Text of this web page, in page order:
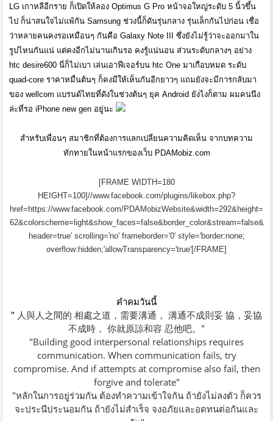
LG เกาหลีอีกราย ก็เปิดให้ลอง Optimus G Pro หน้าจอใหญ่ระดับ 5 นิ้วขึ้น
ไป ก็น่าสนใจไม่แพ้กัน Samsung ช่วงนี้ก็ดันรุ่นกลาง รุ่นเล็กกันไปก่อน เชื่อ
ว่าหลายคนคงรอเหมือนๆ กันคือ Galaxy Note III ซึ่งยังไม่รู้ว่าจะออกมาใน
รูปไหนกันแน่ แต่คงอีกไม่นานเกินรอ คงรู้แน่นอน ส่วนระดับกลางๆ อย่าง
htc desire600 นี่ก็ไม่เบา เล่นเอาฟีเจอร์บน htc One มาเกือบหมด ระดับ
quad-core ราคาหมื่นต้นๆ ก็คงมีให้เห็นกันอีกยาวๆ แถมยังจะมีการกลับมา
ของ wellcom แบรนด์ไทยที่ดังในช่วงต้นๆ ยุค Android ยังไงก็ตาม ผมคนนึง
ล่ะที่รอ iPhone new gen อยู่นะ
สำหรับเพื่อนๆ สมาชิกที่ต้องการแลกเปลี่ยนความคิดเห็น จากบทความ
ทักทายในหน้าแรกของเว็บ PDAMobiz.com
[FRAME WIDTH=180
HEIGHT=100]//www.facebook.com/plugins/likebox.php?
href=https://www.facebook.com/PDAMobizWebsite&width=292&height=
62&colorscheme=light&show_faces=false&border_color&stream=false&
header=true' scrolling='no' frameborder='0' style='border:none;
overflow:hidden;'allowTransparency='true'[/FRAME]
คำคมวันนี้
" 人與人之間的 相處之道，需要溝通， 溝通不成則妥 協，妥協
不成時， 你就原諒和容 忍他吧。"
"Building good interpersonal relationships requires
communication. When communication fails, try
compromise. And if attempts at compromise also fail, then
forgive and tolerate"
"หลักในการอยู่ร่วมกัน ต้องทำความเข้าใจกัน ถ้ายังไม่ลงตัว ก็ควร
จะประนีประนอมกัน ถ้ายังไม่สำเร็จ จงอภัยและอดทนต่อกันและ